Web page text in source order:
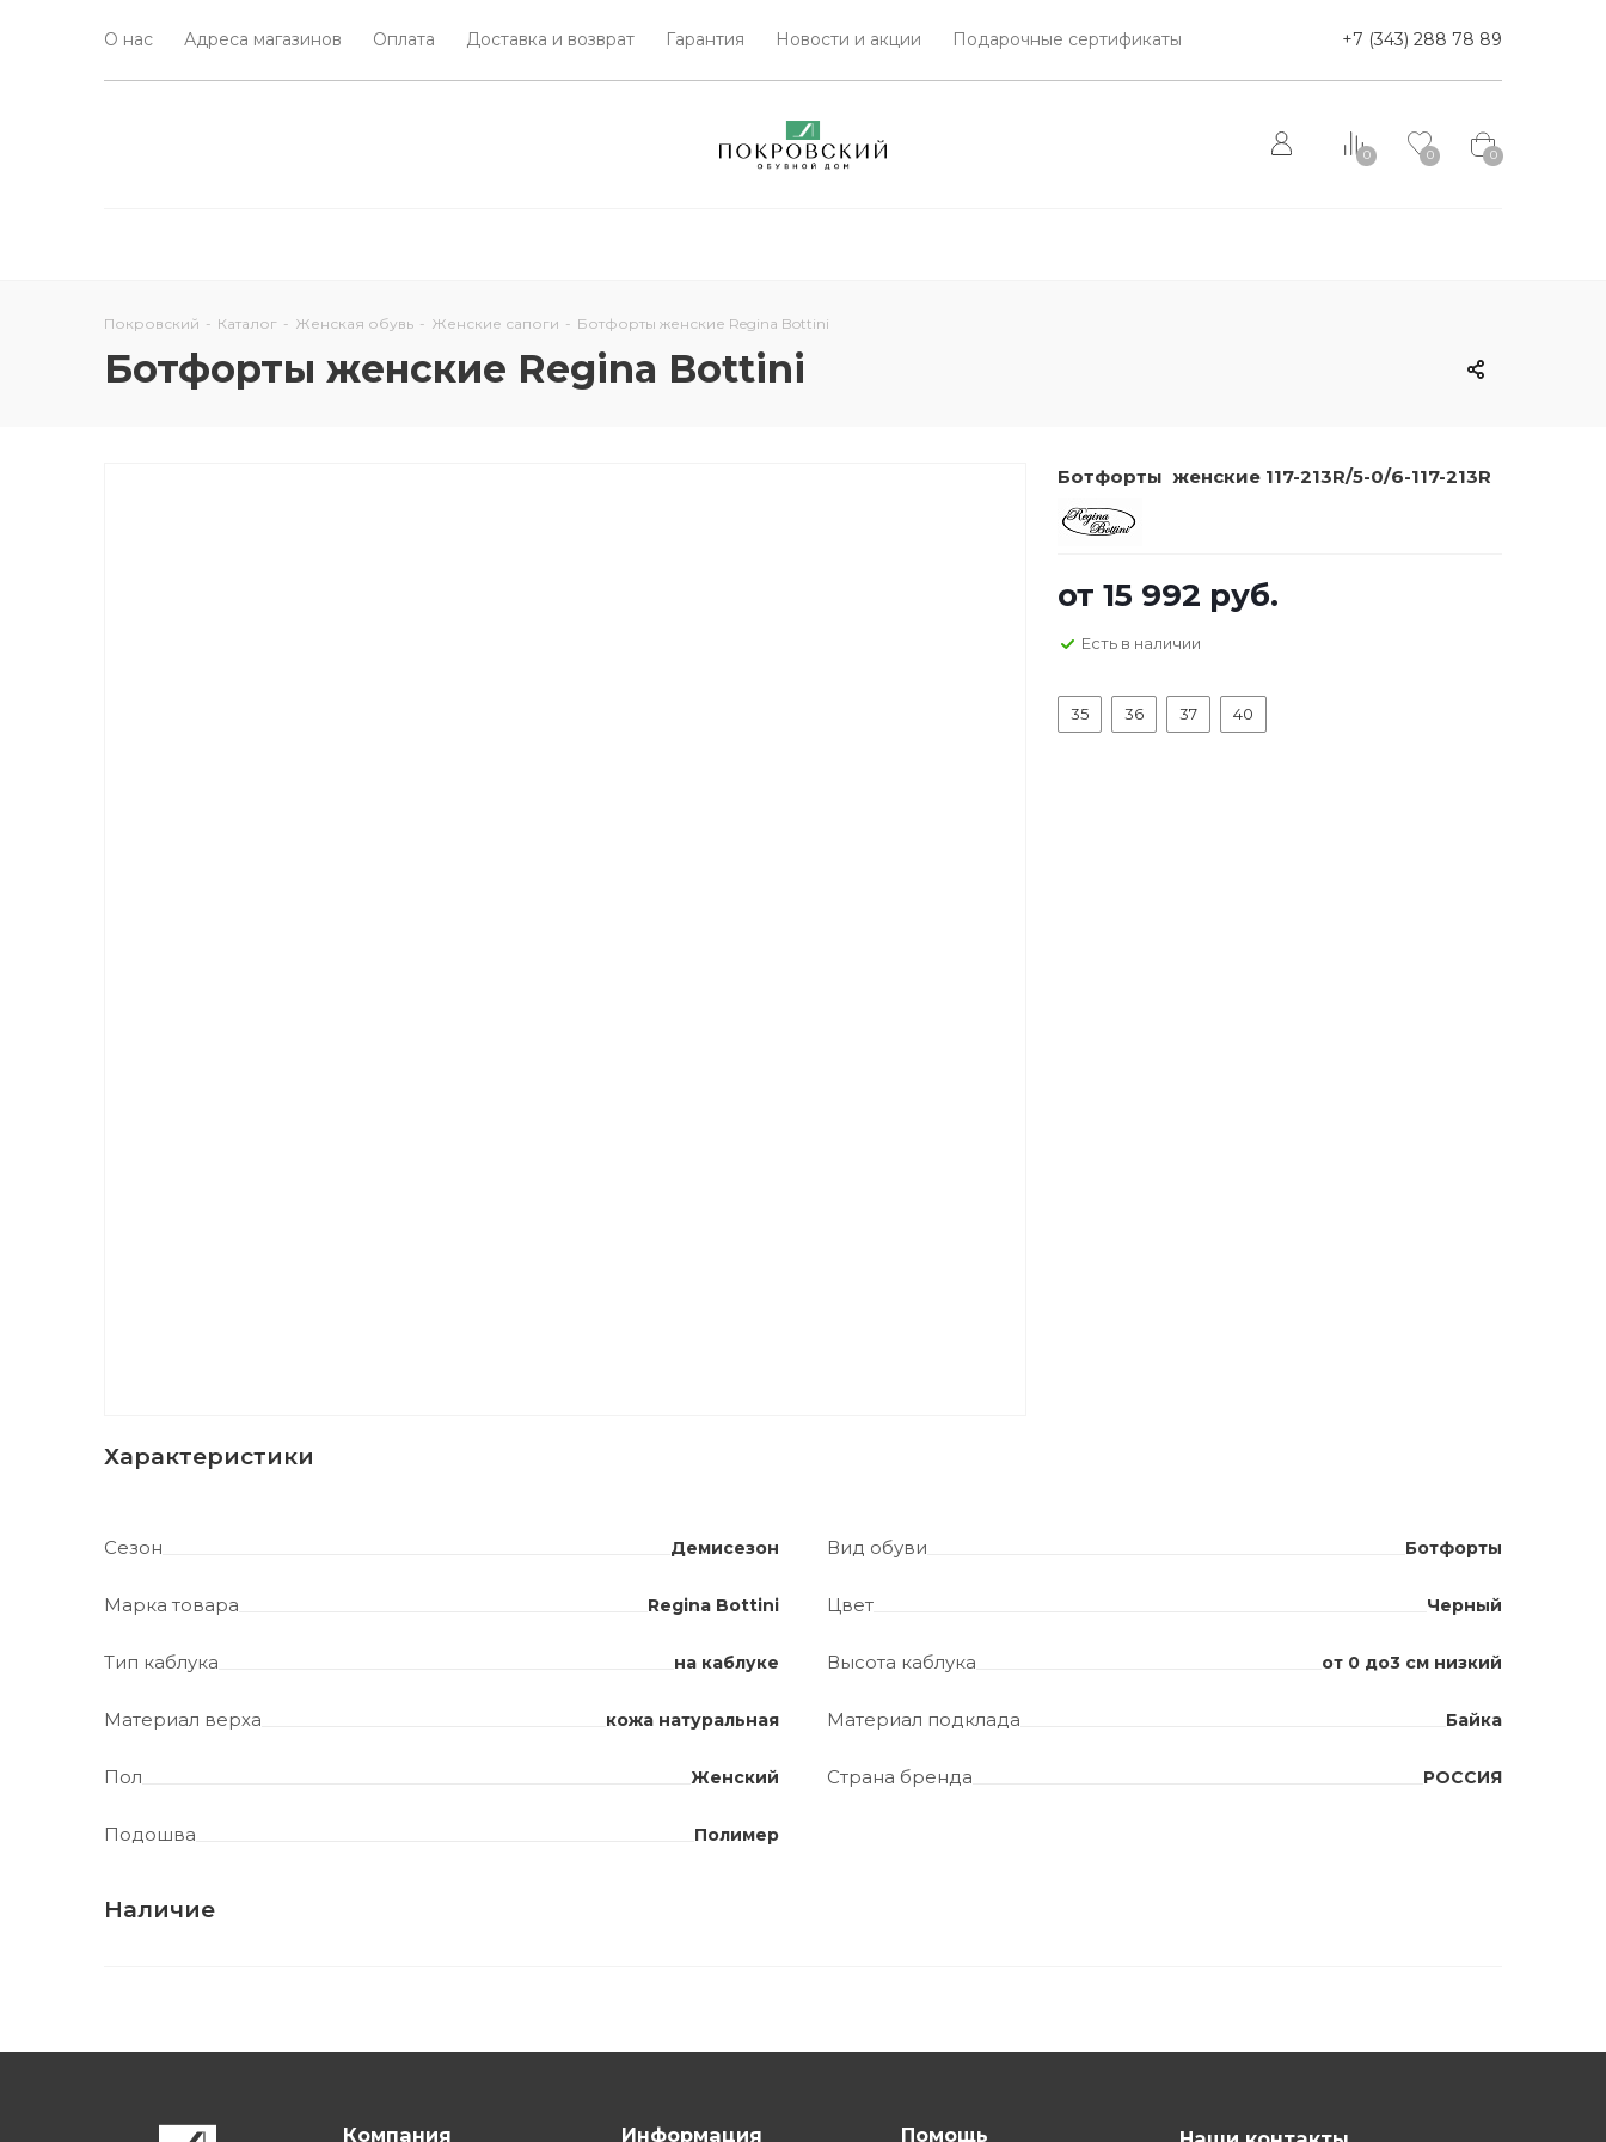
О нас Адреса магазинов Оплата Доставка и возврат Гарантия Новости и акции Подарочные сертификаты +7 (343) 288 78 89
0 0 0
Покровский - Каталог - Женская обувь - Женские сапоги - Ботфорты женские Regina Bottini
Ботфорты женские Regina Bottini
Ботфорты женские 117-213R/5-0/6-117-213R
от15 992 руб.
Есть в наличии
35 36 37 40
Характеристики
Сезон Демисезон Вид обуви Ботфорты
Марка товара Regina Bottini Цвет Черный
Тип каблука на каблуке Высота каблука от 0 до3 см низкий
Материал верха кожа натуральная Материал подклада Байка
Пол Женский Страна бренда РОССИЯ
Подошва Полимер
Наличие
Компания Информация Помощь